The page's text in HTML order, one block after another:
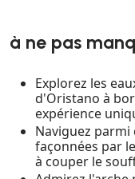
à ne pas
Explorez les
d'Oristano à
expérience
Naviguez parmi
façonnées par
à couper le